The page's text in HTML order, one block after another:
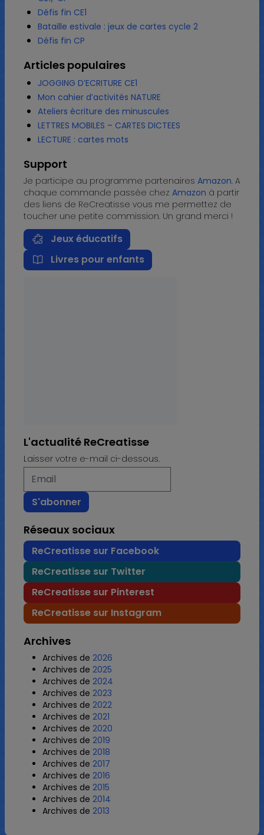
Défis fin CE1
Bataille estivale : jeux de cartes cycle 2
Défis fin CP
Articles populaires
JOGGING D’ECRITURE CE1
Mon cahier d’activités NATURE
Ateliers écriture des minuscules
LETTRES MOBILES – CARTES DICTEES
LECTURE : cartes mots
Support
Je participe au programme partenaires Amazon. A
chaque commande passée chez Amazon à partir
des liens de ReCreatisse vous me permettez de
toucher une petite commission. Un grand merci !
Jeux éducatifs
Livres pour enfants
L'actualité ReCreatisse
Laisser votre e-mail ci-dessous.
Réseaux sociaux
ReCreatisse sur Facebook
ReCreatisse sur Twitter
ReCreatisse sur Pinterest
ReCreatisse sur Instagram
Archives
Archives de 2026
Archives de 2025
Archives de 2024
Archives de 2023
Archives de 2022
Archives de 2021
Archives de 2020
Archives de 2019
Archives de 2018
Archives de 2017
Archives de 2016
Archives de 2015
Archives de 2014
Archives de 2013